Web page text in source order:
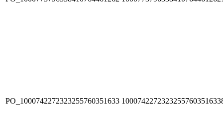
PO_1000742272323255760351633